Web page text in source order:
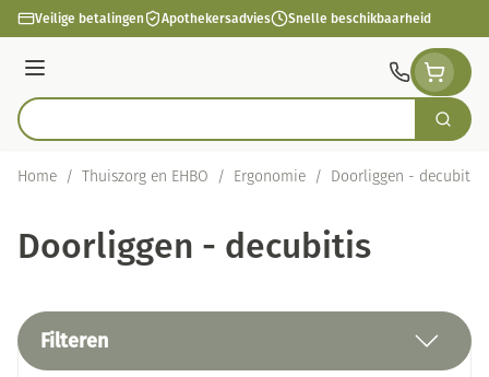
Ga naar de inhoud
Veilige betalingen Apothekersadvies Snelle beschikbaarheid
Menu
Product, merk, categorie... Zoek
Home / Thuiszorg en EHBO / Ergonomie / Doorliggen - decubitis
Doorliggen - decubitis
Filteren